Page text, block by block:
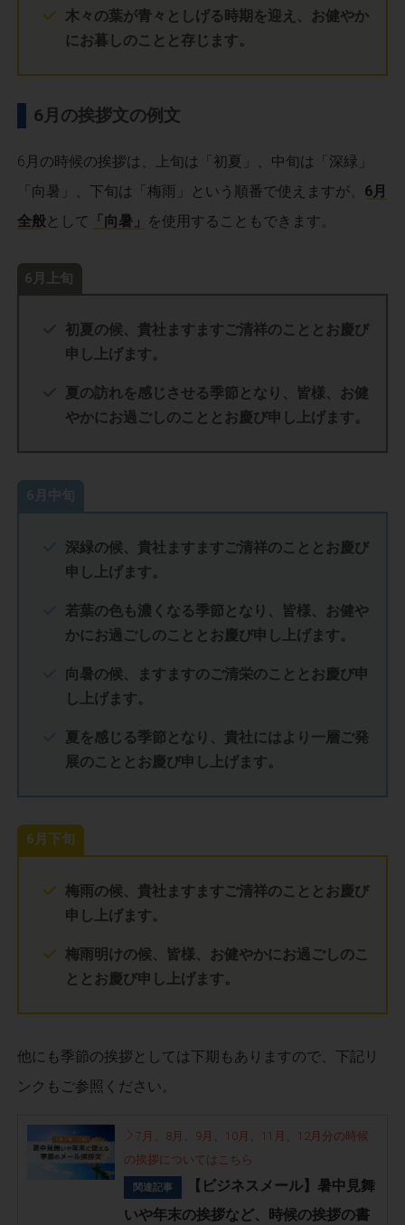
木々の葉が青々としげる時期を迎え、お健やか
にお暮しのことと存じます。
6月の挨拶文の例文
6月の時候の挨拶は、上旬は「初夏」、中旬は「深緑」
「向暑」、下旬は「梅雨」という順番で使えますが、 6月
全般として 「向暑」 を使用することもできます。
6月上旬
初夏の候、貴社ますますご清祥のこととお慶び
申し上げます。
夏の訪れを感じさせる季節となり、皆様、お健
やかにお過ごしのこととお慶び申し上げます。
6月中旬
深緑の候、貴社ますますご清祥のこととお慶び
申し上げます。
若葉の色も濃くなる季節となり、皆様、お健や
かにお過ごしのこととお慶び申し上げます。
向暑の候、ますますのご清栄のこととお慶び申
し上げます。
夏を感じる季節となり、貴社にはより一層ご発
展のこととお慶び申し上げます。
6月下旬
梅雨の候、貴社ますますご清祥のこととお慶び
申し上げます。
梅雨明けの候、皆様、お健やかにお過ごしのこ
ととお慶び申し上げます。
他にも季節の挨拶としては下期もありますので、下記リ
ンクもご参照ください。
7月、8月、9月、10月、11月、12月分の時候
の挨拶についてはこちら
関連記事
【ビジネスメール】暑中見舞
いや年末の挨拶など、時候の挨拶の書